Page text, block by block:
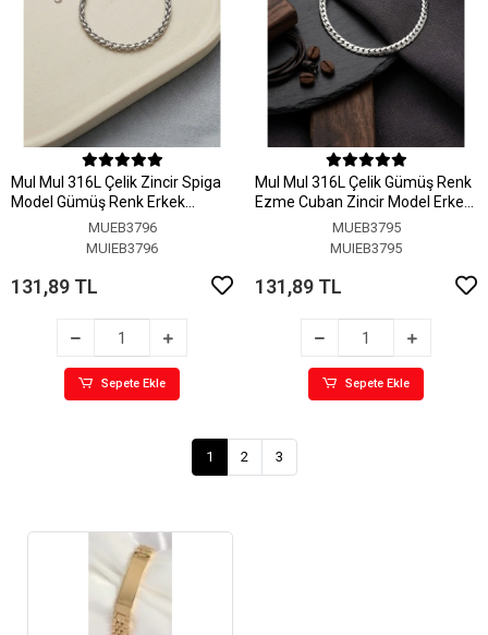
MuI MuI 316L Çelik Zincir Spiga
Model Gümüş Renk Erkek
MUEB3796
MUIEB3796
131,89 TL
Sepete Ekle
MuI MuI 316L Çelik Gümüş Renk
Ezme Cuban Zincir Model Erkek
MUEB3795
MUIEB3795
131,89 TL
Sepete Ekle
1 2 3